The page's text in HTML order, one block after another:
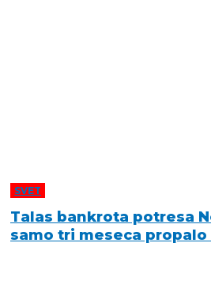
SVET
Talas bankrota potresa
samo tri meseca